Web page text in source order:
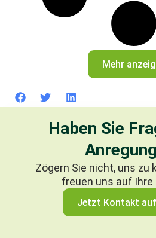
Mehr
Haben Sie
Zögern Sie nicht, uns zu
freuen uns auf
Jetzt Kontakt